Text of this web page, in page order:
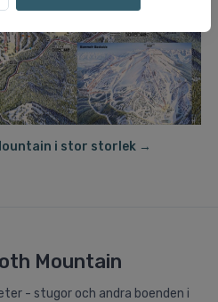
i stor storlek →
Mountain
- stugor och andra boenden i